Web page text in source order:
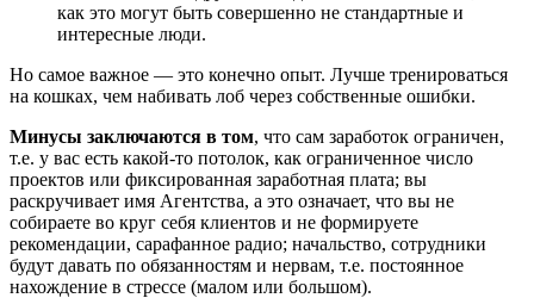
как это могут быть совершенно не стандартные и
интересные люди.
Но самое важное — это конечно опыт. Лучше тренироваться
на кошках, чем набивать лоб через собственные ошибки.
Минусы заключаются в том, что сам заработок ограничен,
т.е. у вас есть какой-то потолок, как ограниченное число
проектов или фиксированная заработная плата; вы
раскручивает имя Агентства, а это означает, что вы не
собираете во круг себя клиентов и не формируете
рекомендации, сарафанное радио; начальство, сотрудники
будут давать по обязанностям и нервам, т.е. постоянное
нахождение в стрессе (малом или большом).